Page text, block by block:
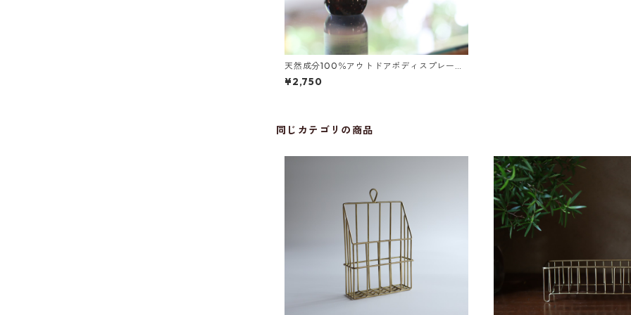
天然成分100％アウトドアボディスプレー
200ml 詰め替え用
¥2,750
同じカテゴリの商品